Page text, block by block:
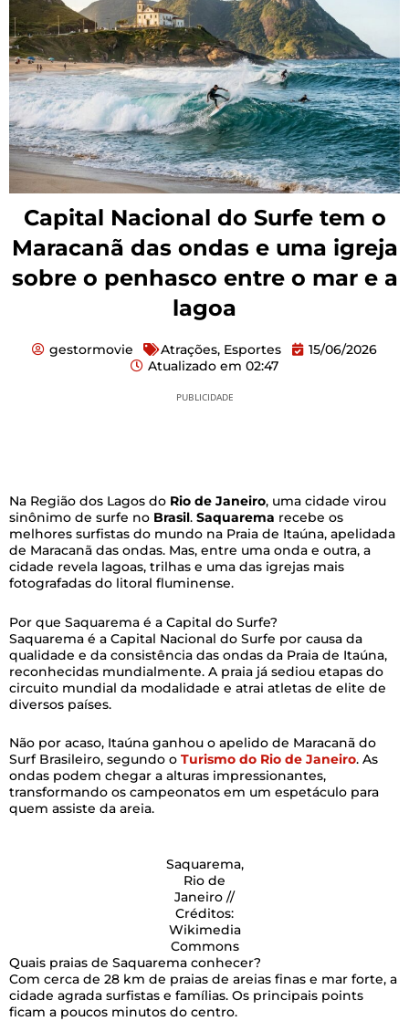
Capital Nacional do Surfe tem o
Maracanã das ondas e uma igreja
sobre o penhasco entre o mar e a
lagoa
gestormovie Atrações, Esportes
15/06/2026
Atualizado em 02:47
PUBLICIDADE
Na Região dos Lagos do Rio de Janeiro, uma cidade virou
sinônimo de surfe no Brasil. Saquarema recebe os
melhores surfistas do mundo na Praia de Itaúna, apelidada
de Maracanã das ondas. Mas, entre uma onda e outra, a
cidade revela lagoas, trilhas e uma das igrejas mais
fotografadas do litoral fluminense.
Por que Saquarema é a Capital do Surfe?
Saquarema é a Capital Nacional do Surfe por causa da
qualidade e da consistência das ondas da Praia de Itaúna,
reconhecidas mundialmente. A praia já sediou etapas do
circuito mundial da modalidade e atrai atletas de elite de
diversos países.
Não por acaso, Itaúna ganhou o apelido de Maracanã do
Surf Brasileiro, segundo o Turismo do Rio de Janeiro. As
ondas podem chegar a alturas impressionantes,
transformando os campeonatos em um espetáculo para
quem assiste da areia.
Saquarema,
Rio de
Janeiro //
Créditos:
Wikimedia
Commons
Quais praias de Saquarema conhecer?
Com cerca de 28 km de praias de areias finas e mar forte, a
cidade agrada surfistas e famílias. Os principais points
ficam a poucos minutos do centro.